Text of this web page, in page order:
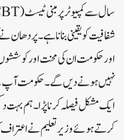
شفافیت کو یقینی بنانا ہے۔پردھان
اور حکومت ان کی محنت اور
نہیں ہونے دیں گے۔ حکومت آپ
ایک مشکل فیصلہ کرنا پڑا۔ ہم
کرتے ہوئے وزیر تعلیم نے اعتراف